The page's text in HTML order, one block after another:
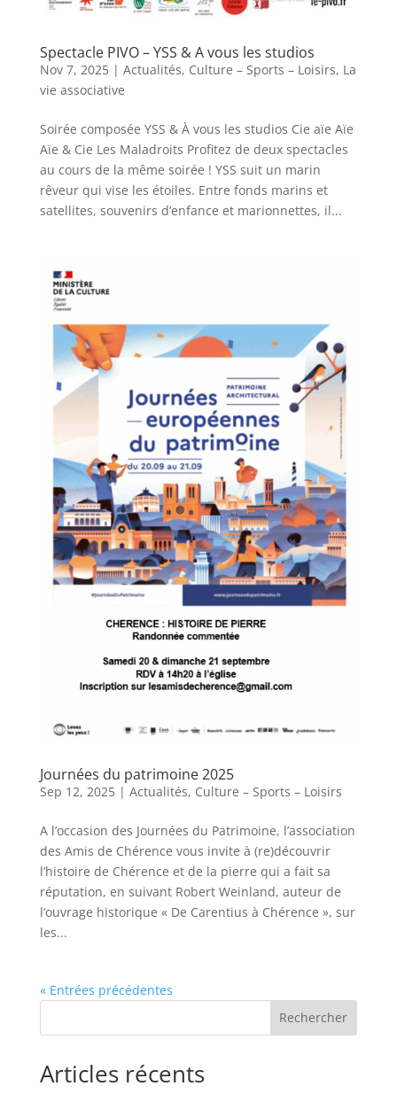
Spectacle PIVO – YSS & A vous les studios
Nov 7, 2025| Actualités, Culture – Sports – Loisirs, La
vie associative
Soirée composée YSS & À vous les studios Cie aïe Aïe
Aïe & Cie Les Maladroits Profitez de deux spectacles
au cours de la même soirée ! YSS suit un marin
rêveur qui vise les étoiles. Entre fonds marins et
satellites, souvenirs d’enfance et marionnettes, il...
Journées du patrimoine 2025
Sep 12, 2025| Actualités, Culture – Sports – Loisirs
A l’occasion des Journées du Patrimoine, l’association
des Amis de Chérence vous invite à (re)découvrir
l’histoire de Chérence et de la pierre qui a fait sa
réputation, en suivant Robert Weinland, auteur de
l’ouvrage historique « De Carentius à Chérence », sur
les...
« Entrées précédentes
Rechercher
Articles récents